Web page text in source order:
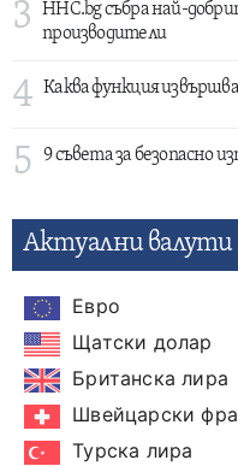
3
HHC.bg събра най-
производители
4 Каква функция
5 9 съвета за безопасно
Актуални валути
Евро
Щатски долар
Британска лира
Швейцарски
Турска лира